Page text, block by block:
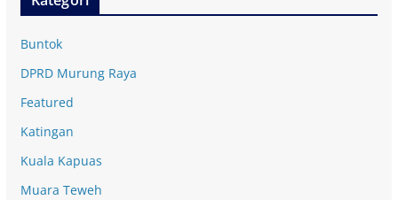
Buntok
DPRD Murung Raya
Featured
Katingan
Kuala Kapuas
Muara Teweh